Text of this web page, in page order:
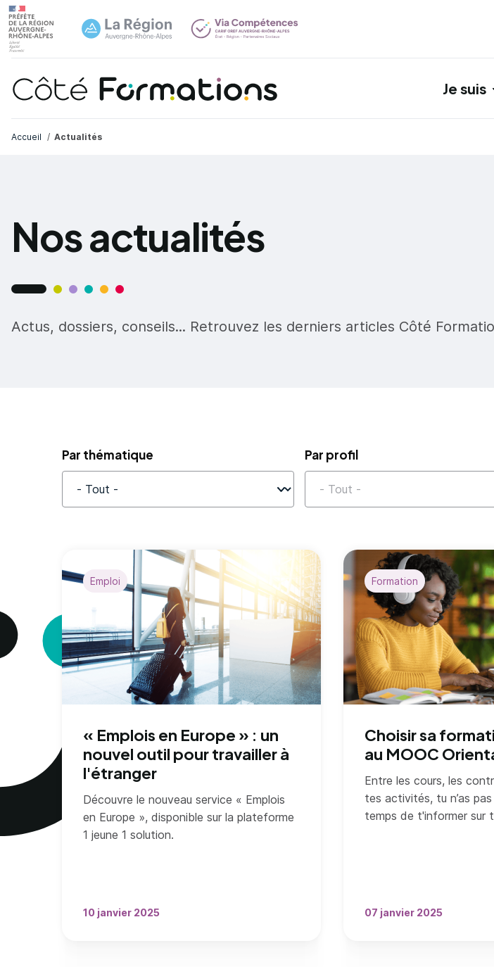
Aller au contenu principal
Je suis
Aller au contenu principal
Accueil Actualités
Nos actualités
Actus, dossiers, conseils... Retrouvez les derniers articles Côté
Par thématique Par profil
« Emplois en Europe » : un
nouvel outil pour travailler à
l'étranger
Découvre le nouveau service « Emplois
en Europe », disponible sur la plateforme
1 jeune 1 solution.
10 janvier 2025
Emploi
Choisir sa
au MOOC
Entre les cours, les
tes activités, tu n’as
temps de t'informer sur
07 janvier 2025
Formation